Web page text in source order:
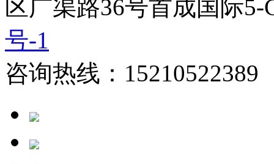
区广渠路36号首成国际
号-1
咨询热线：